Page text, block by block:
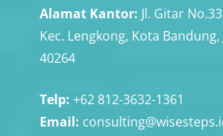
Alamat Kantor: Jl. Gitar
Kec. Lengkong, Kota Bandung,
40264
Telp: +62 812-3632-1361
Email: